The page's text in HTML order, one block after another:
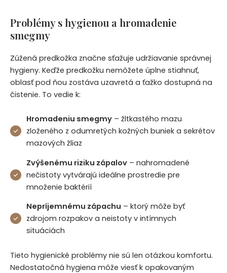
Problémy s hygienou a hromadenie
smegmy
Zúžená predkožka značne sťažuje udržiavanie správnej
hygieny. Keďže predkožku nemôžete úplne stiahnuť,
oblasť pod ňou zostáva uzavretá a ťažko dostupná na
čistenie. To vedie k:
Hromadeniu smegmy – žltkastého mazu
zloženého z odumretých kožných buniek a sekrétov
mazových žliaz
Zvýšenému riziku zápalov – nahromadené
nečistoty vytvárajú ideálne prostredie pre
množenie baktérií
Nepríjemnému zápachu – ktorý môže byť
zdrojom rozpakov a neistoty v intímnych
situáciách
Tieto hygienické problémy nie sú len otázkou komfortu.
Nedostatočná hygiena môže viesť k opakovaným